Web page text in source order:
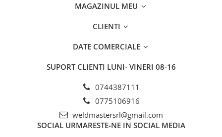
MAGAZINUL MEU
CLIENTI
DATE COMERCIALE
SUPORT CLIENTI LUNI- VINERI 08-16
0744387111
0775106916
weldmastersrl@gmail.com
SOCIAL URMARESTE-NE IN SOCIAL MEDIA